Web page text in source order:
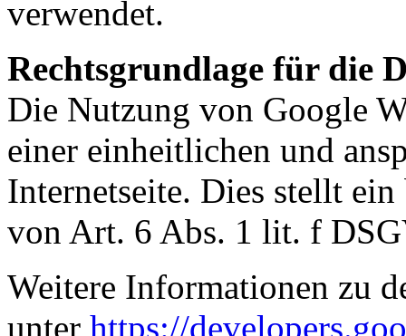
verwendet.
Rechtsgrundlage für die
Die Nutzung von Google
einer einheitlichen und
Internetseite. Dies stellt
von Art. 6 Abs. 1 lit. f
Weitere Informationen zu
unter https://